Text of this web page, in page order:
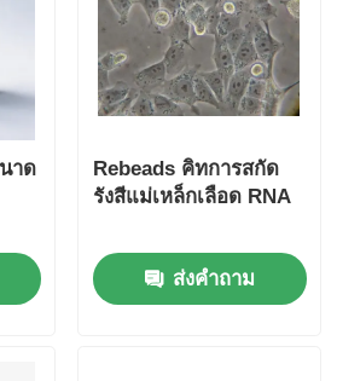
าด
Rebeads คิทการสกัด
รังสีแม่เหล็กเลือด RNA
ส่งคำถาม